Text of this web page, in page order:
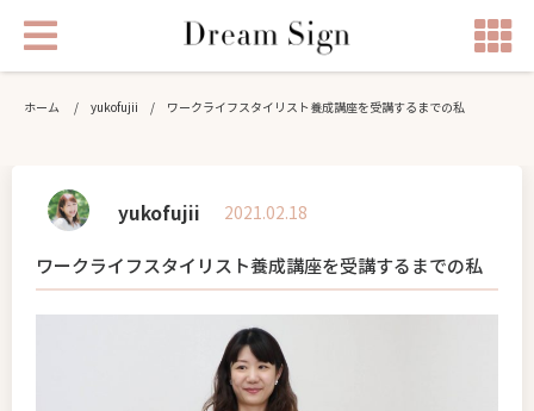
ホーム / yukofujii / ワークライフスタイリスト養成講座を受講するまでの私
yukofujii 2021.02.18
ワークライフスタイリスト養成講座を受講するまでの私